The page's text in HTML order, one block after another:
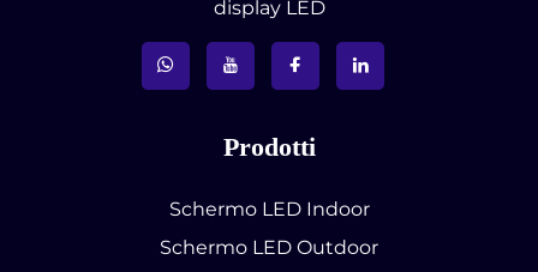
display LED
Prodotti
Schermo LED Indoor
Schermo LED Outdoor